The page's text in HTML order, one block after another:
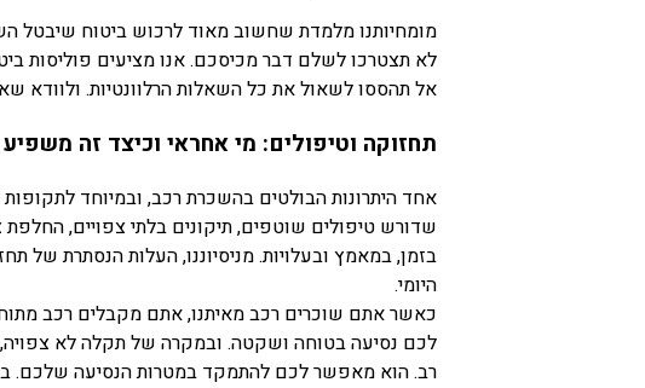
מומחיותנו מלמדת שחשוב מאוד לרכוש ביטוח
לא תצטרכו לשלם דבר מכיסכם. אנו מציעים פוליסות
אל תהססו לשאול את כל השאלות הרלוונטיות. ולוודא
תחזוקה וטיפולים: מי אחראי וכיצד זה
אחד היתרונות הבולטים בהשכרת רכב, ובמיוחד
שדורש טיפולים שוטפים, תיקונים בלתי צפויים,
בזמן, במאמץ ובעלויות. מניסיוננו, העלות הנסתרת של
היומי.
כאשר אתם שוכרים רכב מאיתנו, אתם מקבלים רכב
לכם נסיעה בטוחה ושקטה. ובמקרה של תקלה לא
רב. הוא מאפשר לכם להתמקד במטרות הנסיעה שלכם.